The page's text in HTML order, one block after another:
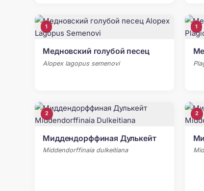
1
Медновский голубой песец
Alopex lagopus semenovi
1
2
Миддендорффиная Дулькейт
Middendorffinaia dulkeitiana
2